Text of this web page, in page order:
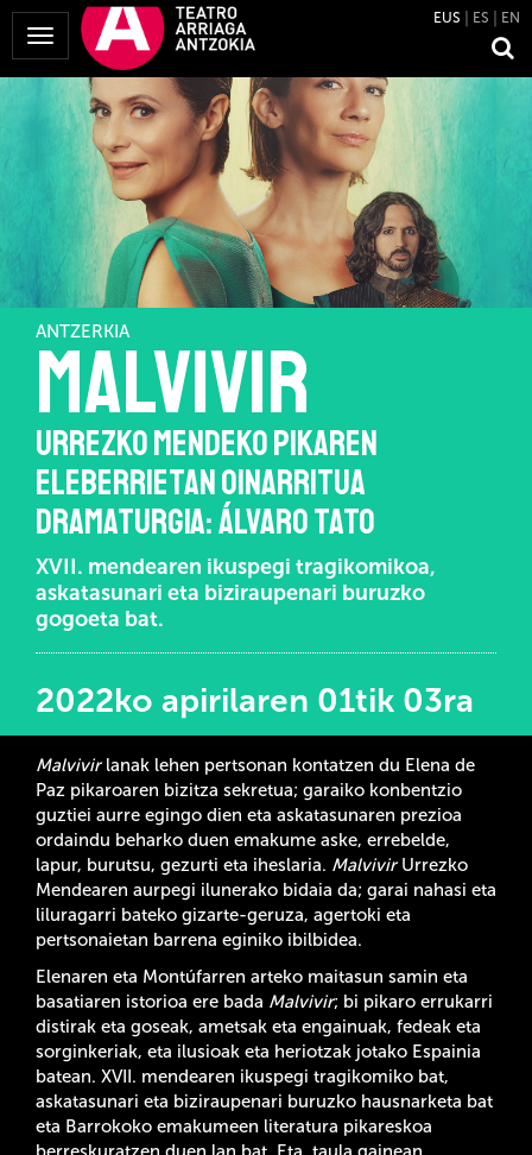
Menua
erakutsi
EUS ES EN
ANTZERKIA
MALVIVIR
URREZKO MENDEKO PIKAREN
ELEBERRIETAN OINARRITUA
DRAMATURGIA: ÁLVARO TATO
XVII. mendearen ikuspegi tragikomikoa,
askatasunari eta biziraupenari buruzko
gogoeta bat.
2022ko apirilaren 01tik 03ra
Malvivirlanak lehen pertsonan kontatzen du Elena de
Paz pikaroaren bizitza sekretua; garaiko konbentzio
guztiei aurre egingo dien eta askatasunaren prezioa
ordaindu beharko duen emakume aske, errebelde,
lapur, burutsu, gezurti eta iheslaria. MalvivirUrrezko
Mendearen aurpegi ilunerako bidaia da; garai nahasi eta
liluragarri bateko gizarte-geruza, agertoki eta
pertsonaietan barrena eginiko ibilbidea.
Elenaren eta Montúfarren arteko maitasun samin eta
basatiaren istorioa ere bada Malvivir; bi pikaro errukarri
distirak eta goseak, ametsak eta engainuak, fedeak eta
sorginkeriak, eta ilusioak eta heriotzak jotako Espainia
batean. XVII. mendearen ikuspegi tragikomiko bat,
askatasunari eta biziraupenari buruzko hausnarketa bat
eta Barrokoko emakumeen literatura pikareskoa